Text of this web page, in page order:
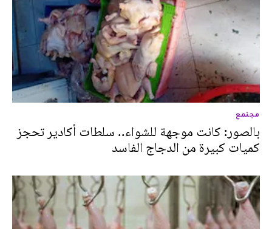
مجتمع
بالصور: كانت موجهة للشواء.. سلطات أكادير تحجز
كميات كبيرة من الدجاج الفاسد